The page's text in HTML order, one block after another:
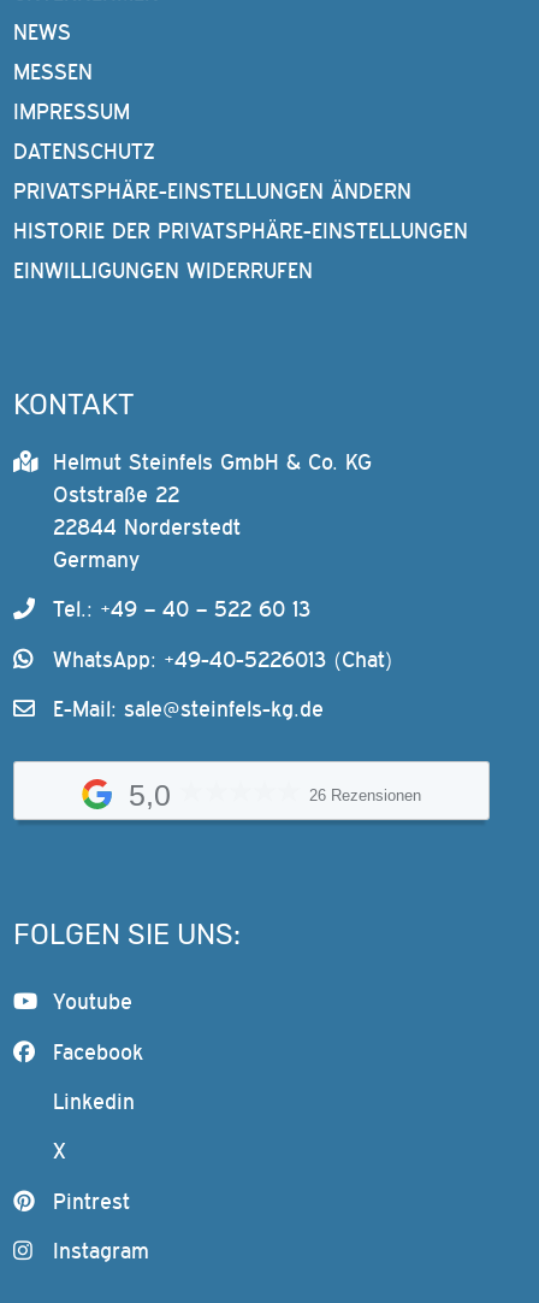
NEWS
MESSEN
IMPRESSUM
DATENSCHUTZ
PRIVATSPHÄRE-EINSTELLUNGEN ÄNDERN
HISTORIE DER PRIVATSPHÄRE-EINSTELLUNGEN
EINWILLIGUNGEN WIDERRUFEN
KONTAKT
Helmut Steinfels GmbH & Co. KG
Oststraße 22
22844 Norderstedt
Germany
Tel.: +49 – 40 – 522 60 13
WhatsApp: +49-40-5226013 (Chat)
E-Mail: sale@steinfels-kg.de
5,0 26 Rezensionen
FOLGEN SIE UNS:
Youtube
Facebook
Linkedin
X
Pintrest
Instagram